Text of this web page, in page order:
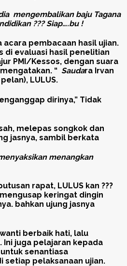
mengembalikan baju Tagana
??? Siap….bu !
acara pembacaan hasil ujian.
di evaluasi hasil penelitian
PMI/Kessos, dengan suara
“ Saudara Irvan
LULUS.
dirinya,” Tidak
melepas songkok dan
jasnya, sambil berkata
menangkan
rapat, LULUS kan ???
keringat dingin
bahkan ujung jasnya
berbaik hati, lalu
juga pelajaran kepada
senantiasa
setiap pelaksanaan ujian.